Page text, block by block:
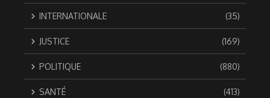
INTERNATIONALE (35)
JUSTICE (169)
POLITIQUE (880)
SANTÉ (413)